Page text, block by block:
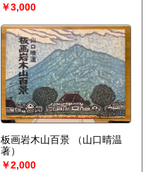
￥3,000
板画岩木山百景
（山口晴温
著）
￥2,000